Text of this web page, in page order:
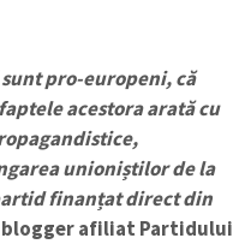
pro-europeni, că
acestora arată cu
unioniștilor de la
finanțat direct din
blogger afiliat Partidului